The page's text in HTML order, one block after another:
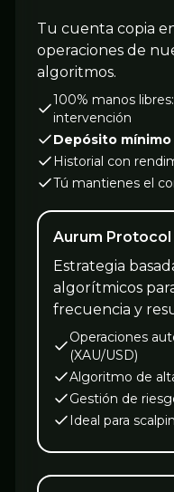
Tu cuenta copia
operaciones de
algoritmos.
100% manos
intervención
Depósito mínimo
Historial con
Tú mantienes el
Aurum Protocol
Estrategia
algorítmicos
frecuencia y
Operaciones
(XAU/USD)
Algoritmo de
Gestión de
Ideal para